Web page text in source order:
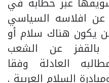
عن افلاسه السياسي
يكون هناك سلام أو
بالقفز عن الشعب
العادلة وفقا
السلام العربية .